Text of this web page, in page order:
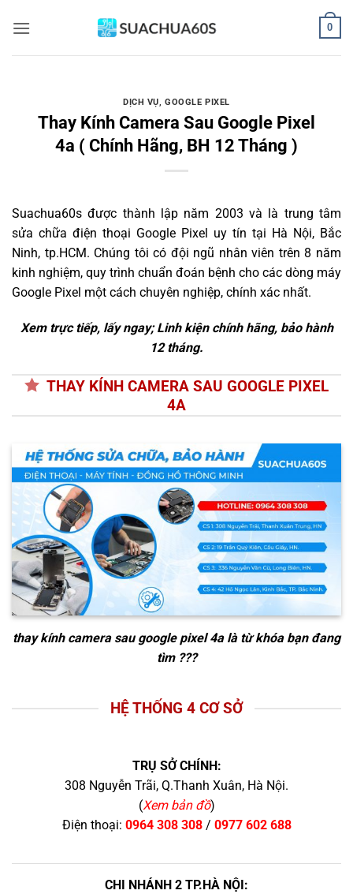
qua
0
DỊCH VỤ,GOOGLE PIXEL
Thay Kính Camera Sau Google Pixel
4a ( Chính Hãng, BH 12 Tháng )
Suachua60s được thành lập năm 2003 và là trung tâm
sửa chữa điện thoại Google Pixel uy tín tại Hà Nội, Bắc
Ninh, tp.HCM. Chúng tôi có đội ngũ nhân viên trên 8 năm
kinh nghiệm, quy trình chuẩn đoán bệnh cho các dòng máy
Google Pixel một cách chuyên nghiệp, chính xác nhất.
Xem trực tiếp, lấy ngay; Linh kiện chính hãng, bảo hành
12 tháng.
THAY KÍNH CAMERA SAU GOOGLE PIXEL
4A
thay kính camera sau google pixel 4alà từ khóa bạn đang
tìm ???
HỆ THỐNG 4 CƠ SỞ
TRỤ SỞ CHÍNH:
308 Nguyễn Trãi, Q.Thanh Xuân, Hà Nội.
(Xem bản đồ)
Điện thoại: 0964 308 308/ 0977 602 688
CHI NHÁNH 2 TP.HÀ NỘI: